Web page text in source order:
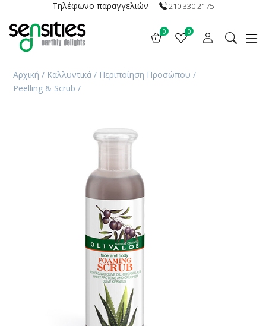
Τηλέφωνο παραγγελιών 210 330 2175
0 0
Αρχική / Καλλυντικά / Περιποίηση Προσώπου /
Peelling & Scrub /